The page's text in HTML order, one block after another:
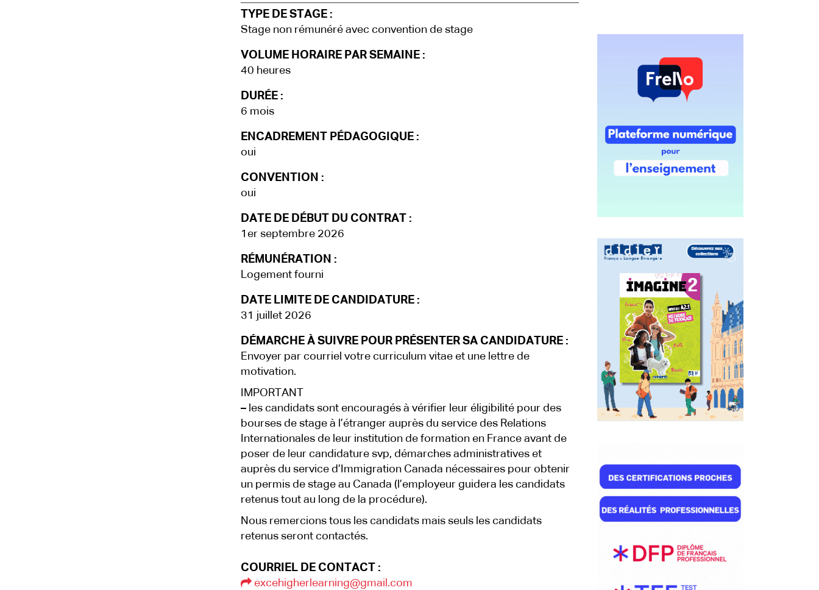
TYPE DE STAGE :
Stage non rémunéré avec convention de stage
VOLUME HORAIRE PAR SEMAINE :
40 heures
DURÉE :
6 mois
ENCADREMENT PÉDAGOGIQUE :
oui
CONVENTION :
oui
DATE DE DÉBUT DU CONTRAT :
1er septembre 2026
RÉMUNÉRATION :
Logement fourni
DATE LIMITE DE CANDIDATURE :
31 juillet 2026
DÉMARCHE À SUIVRE POUR PRÉSENTER SA CANDIDATURE :
Envoyer par courriel votre curriculum vitae et une lettre de
motivation.
IMPORTANT
–les candidats sont encouragés à vérifier leur éligibilité pour des
bourses de stage à l’étranger auprès du service des Relations
Internationales de leur institution de formation en France avant de
poser de leur candidature svp, démarches administratives et
auprès du service d’Immigration Canada nécessaires pour obtenir
un permis de stage au Canada (l’employeur guidera les candidats
retenus tout au long de la procédure).
Nous remercions tous les candidats mais seuls les candidats
retenus seront contactés.
COURRIEL DE CONTACT :
excehigherlearning@gmail.com